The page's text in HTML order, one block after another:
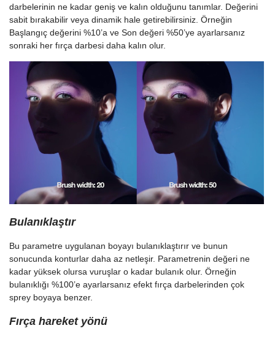
darbelerinin ne kadar geniş ve kalın olduğunu tanımlar. Değerini
sabit bırakabilir veya dinamik hale getirebilirsiniz. Örneğin
Başlangıç değerini %10’a ve Son değeri %50’ye ayarlarsanız
sonraki her fırça darbesi daha kalın olur.
Bulanıklaştır
Bu parametre uygulanan boyayı bulanıklaştırır ve bunun
sonucunda konturlar daha az netleşir. Parametrenin değeri ne
kadar yüksek olursa vuruşlar o kadar bulanık olur. Örneğin
bulanıklığı %100’e ayarlarsanız efekt fırça darbelerinden çok
sprey boyaya benzer.
Fırça hareket yönü